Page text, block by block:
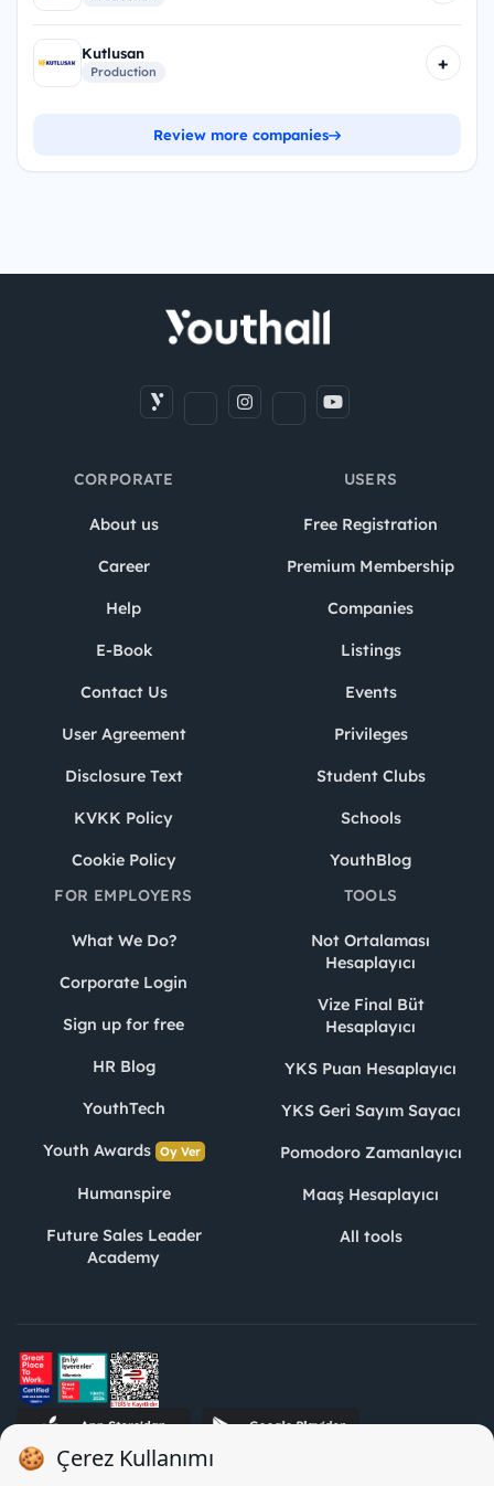
Kutlusan
Production +
Review more companies
CORPORATE
About us
Career
Help
E-Book
Contact Us
User Agreement
Disclosure Text
KVKK Policy
Cookie Policy
USERS
Free Registration
Premium Membership
Companies
Listings
Events
Privileges
Student Clubs
Schools
YouthBlog
FOR EMPLOYERS
What We Do?
Corporate Login
Sign up for free
HR Blog
YouthTech
Youth Awards Oy Ver
Humanspire
Future Sales Leader
Academy
TOOLS
Not Ortalaması
Hesaplayıcı
Vize Final Büt
Hesaplayıcı
YKS Puan Hesaplayıcı
YKS Geri Sayım Sayacı
Pomodoro Zamanlayıcı
Maaş Hesaplayıcı
All tools